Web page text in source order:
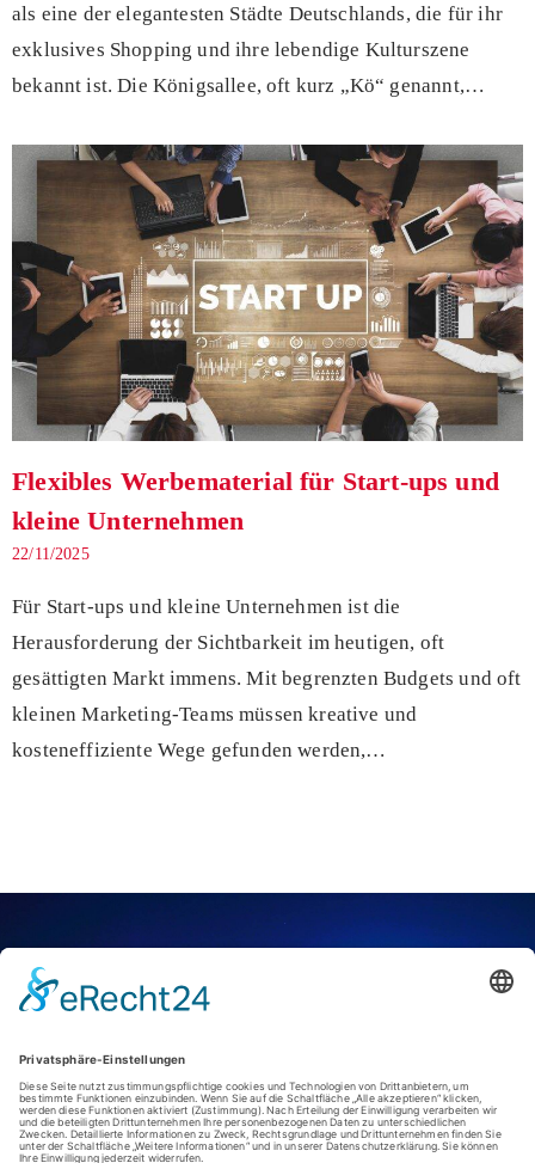
als eine der elegantesten Städte Deutschlands, die für ihr
exklusives Shopping und ihre lebendige Kulturszene
bekannt ist. Die Königsallee, oft kurz „Kö“ genannt,…
Flexibles Werbematerial für Start-ups und
kleine Unternehmen
22/11/2025
Für Start-ups und kleine Unternehmen ist die
Herausforderung der Sichtbarkeit im heutigen, oft
gesättigten Markt immens. Mit begrenzten Budgets und oft
kleinen Marketing-Teams müssen kreative und
kosteneffiziente Wege gefunden werden,…
WIR IN DÜSSELDORF
Entdecke jetzt die besten
Tipps der Stadt!